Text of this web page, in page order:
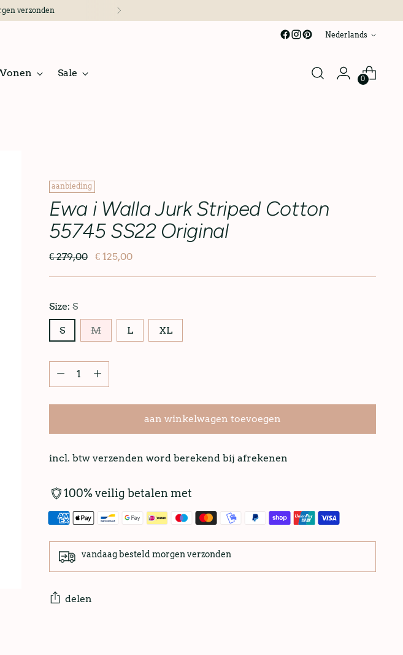
verzonden
taal
Nederlands
Sale
0
aanbieding
Ewa i Walla Jurk Striped Cotton
55745 SS22 Original
€ 279,00 € 125,00
Size: S
S M L XL
aan winkelwagen toevoegen
incl. btw verzenden word berekend bij afrekenen
100% veilig betalen met
vandaag besteld morgen verzonden
delen